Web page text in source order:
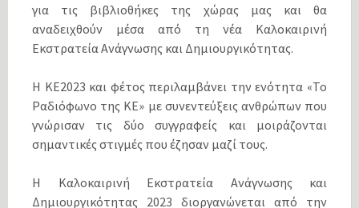
για τις βιβλιοθήκες της χώρας μας και θα
αναδειχθούν μέσα από τη νέα Καλοκαιρινή
Εκστρατεία Ανάγνωσης και Δημιουργικότητας.
Η ΚΕ2023 και φέτος περιλαμβάνει την ενότητα «Το
Ραδιόφωνο της ΚΕ» με συνεντεύξεις ανθρώπων που
γνώρισαν τις δύο συγγραφείς και μοιράζονται
σημαντικές στιγμές που έζησαν μαζί τους.
Η Καλοκαιρινή Εκστρατεία Ανάγνωσης και
Δημιουργικότητας 2023 διοργανώνεται από την